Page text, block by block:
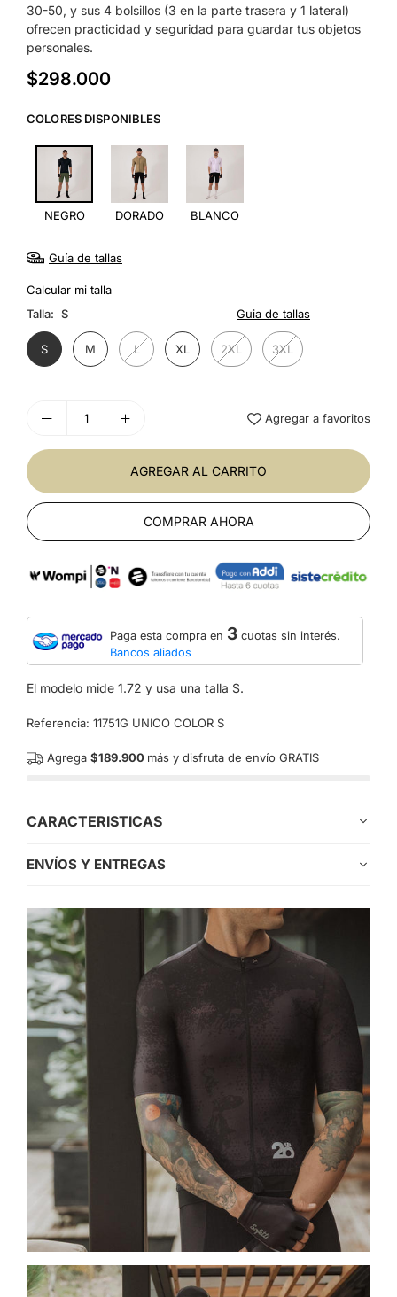
30-50, y sus 4 bolsillos (3 en la parte trasera y 1 lateral)
ofrecen practicidad y seguridad para guardar tus objetos
personales.
Precio
$298.000
COLORES DISPONIBLES
NEGRO DORADO BLANCO
Guía de tallas
Calcular mi talla
Talla: S Guia de tallas
S M L XL 2XL 3XL
Agregar a favoritos
AGREGAR AL CARRITO
COMPRAR AHORA
Paga esta compra en 3 cuotas sin interés.
Bancos aliados
El modelo mide 1.72 y usa una talla S.
Referencia: 11751G UNICO COLOR S
Agrega $189.900 más y disfruta de envío GRATIS
CARACTERISTICAS
ENVÍOS Y ENTREGAS